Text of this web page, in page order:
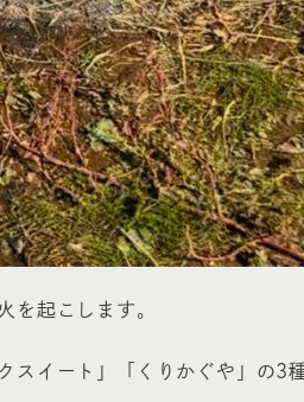
を起こします。
スイート」「くりかぐや」の3